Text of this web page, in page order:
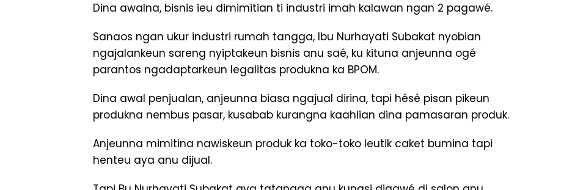
Dina awalna, bisnis ieu dimimitian ti industri imah kalawan ngan 2 pagawé.
Sanaos ngan ukur industri rumah tangga, Ibu Nurhayati Subakat nyobian
ngajalankeun sareng nyiptakeun bisnis anu saé, ku kituna anjeunna ogé
parantos ngadaptarkeun legalitas produkna ka BPOM.
Dina awal penjualan, anjeunna biasa ngajual dirina, tapi hésé pisan pikeun
produkna nembus pasar, kusabab kurangna kaahlian dina pamasaran produk.
Anjeunna mimitina nawiskeun produk ka toko-toko leutik caket bumina tapi
henteu aya anu dijual.